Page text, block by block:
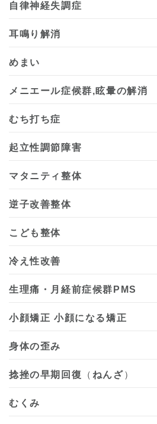
自律神経失調症
耳鳴り解消
めまい
メニエール症候群,眩暈の解消
むち打ち症
起立性調節障害
マタニティ整体
逆子改善整体
こども整体
冷え性改善
生理痛・月経前症候群PMS
小顔矯正 小顔になる矯正
身体の歪み
捻挫の早期回復 （ ねんざ）
むくみ